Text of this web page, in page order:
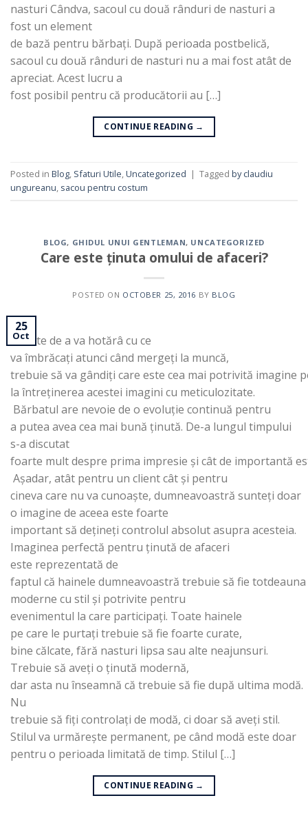
nasturi Cândva, sacoul cu două rânduri de nasturi a
fost un element
de bază pentru bărbați. După perioada postbelică,
sacoul cu două rânduri de nasturi nu a mai fost atât de
apreciat. Acest lucru a
fost posibil pentru că producătorii au […]
CONTINUE READING →
Posted in Blog, Sfaturi Utile,Uncategorized | Tagged by claudiu
ungureanu, sacou pentru costum
BLOG, GHIDUL UNUI GENTLEMAN, UNCATEGORIZED
Care este ținuta omului de afaceri?
POSTED ON OCTOBER 25, 2016 BY BLOG
25
Oct
Înainte de a va hotărâ cu ce
va îmbrăcați atunci când mergeți la muncă,
trebuie să va gândiți care este cea mai potrivită
la întreținerea acestei imagini cu meticulozitate.
Bărbatul are nevoie de o evoluție continuă pentru
a putea avea cea mai bună ținută. De-a lungul timpului
s-a discutat
foarte mult despre prima impresie și cât de importantă
Așadar, atât pentru un client cât și pentru
cineva care nu va cunoaște, dumneavoastră sunteți doar
o imagine de aceea este foarte
important să dețineți controlul absolut asupra acesteia.
Imaginea perfectă pentru ținută de afaceri
este reprezentată de
faptul că hainele dumneavoastră trebuie să fie
moderne cu stil și potrivite pentru
evenimentul la care participați. Toate hainele
pe care le purtați trebuie să fie foarte curate,
bine călcate, fără nasturi lipsa sau alte neajunsuri.
Trebuie să aveți o ținută modernă,
dar asta nu înseamnă că trebuie să fie după ultima modă.
Nu
trebuie să fiți controlați de modă, ci doar să aveți stil.
Stilul va urmărește permanent, pe când modă este doar
pentru o perioada limitată de timp. Stilul […]
CONTINUE READING →